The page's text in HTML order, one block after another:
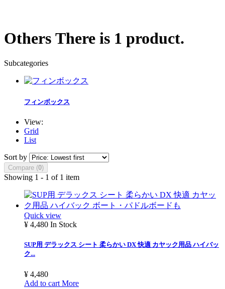
Others There is 1 product.
Subcategories
フィンボックス
View:
Grid
List
Sort by
Compare (0)
Showing 1 - 1 of 1 item
Quick view
¥ 4,480 In Stock
SUP用 デラックス シート 柔らかい DX 快適 カヤック用品 ハイバッ
ク...
¥ 4,480
Add to cart More